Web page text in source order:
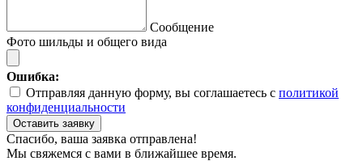
Сообщение
Фото шильды и общего вида
Ошибка:
Отправляя данную форму, вы соглашаетесь с политикой
конфиденциальности
Оставить заявку
Спасибо, ваша заявка отправлена!
Мы свяжемся с вами в ближайшее время.